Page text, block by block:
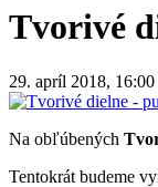
Tvorivé
29. apríl 2018, 16:00
Na obľúbených
Tentokrát budeme